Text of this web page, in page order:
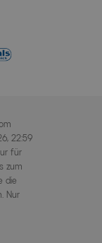
22:59
für
zum
die
Nur